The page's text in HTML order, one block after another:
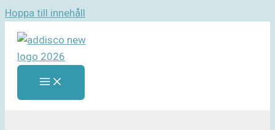
Hoppa till innehåll